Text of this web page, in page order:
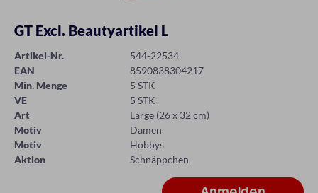
GT Excl. Beautyartikel L
Artikel-Nr.
544-22534
EAN
8590838304217
Min. Menge
5 STK
VE
5 STK
Art
Large (26 x 32 cm)
Motiv
Damen
Motiv
Hobbys
Aktion
Schnäppchen